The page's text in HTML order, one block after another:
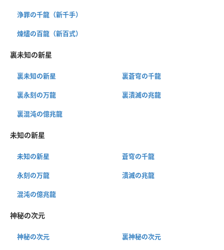
浄罪の千龍（新千手）
煉燼の百龍（新百式）
裏未知の新星
裏未知の新星 裏蒼穹の千龍
裏永刻の万龍 裏潰滅の兆龍
裏混沌の億兆龍
未知の新星
未知の新星 蒼穹の千龍
永刻の万龍 潰滅の兆龍
混沌の億兆龍
神秘の次元
神秘の次元 裏神秘の次元